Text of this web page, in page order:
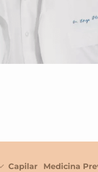
Capilar Medicina